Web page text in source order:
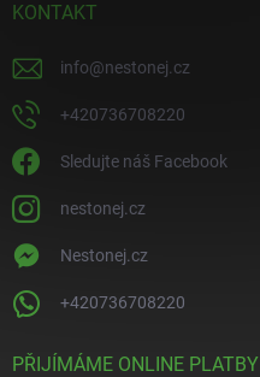
KONTAKT
info@nestonej.cz
+420736708220
Sledujte náš Facebook
nestonej.cz
Nestonej.cz
+420736708220
PŘIJÍMÁME ONLINE PLATBY